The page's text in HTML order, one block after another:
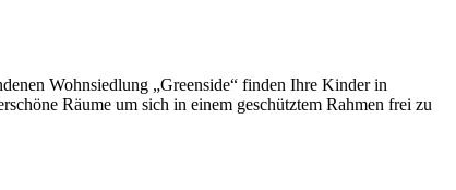
Wohnsiedlung „Greenside“ finden Ihre Kinder in
Räume um sich in einem geschütztem Rahmen frei zu